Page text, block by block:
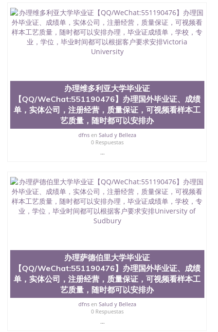
551190476国外留学文凭认证QQ微信551190476国外
文凭回国认证QQ微信551190476泰国文凭办理QQ微
信551190476法国留学回国证明QQ微信551190476 国
外烫金照片QQ微信551190476外国文凭在中国有用吗
QQ微信551190476德国留学回国证明QQ微信
吗QQ微信551190476买国外文凭质量QQ微信
551190476国外本科毕业证怎么办理QQ微信
551190476国外大学文凭真制作QQ微信551190476办
国外文凭可找工作QQ微信551190476国外大学有毕业
证QQ微信551190476办理国外毕业证价格QQ微信
551190476国外编号查询QQ微信551190476办理国外
文凭要交定金吗QQ微信551190476办国外可查文凭
QQ微信551190476网上购买真文凭可信吗QQ微信
551190476学士学位证书查询机构QQ微信551190476
551190476 圣何塞州立大学（San Jose State
University, 又译为“圣荷西州立大学”）成立于1857
年，简称SJSU，是加州历史悠久的大学之一，也是美
西地区的公立大学之一。位于圣何塞市San Jose中
心，占地154公顷。它是一所位于加利福尼亚州的著
合性大学，每年有来自世界各地的成百上千的海外学
生前往求学。 至今，这是一所在世界上享有学术地
位、声誉、实习机会和影响力的高等教育机构，并获
誉为美国本科教育质量的核心代表。其计算机系与会
计系更是在当今美国大学教学排名中表现优异。其毕
业生大多可以在其所处地域的世界硅谷中心得到工作
机会。许多硅谷公司甚至在学生大三和大四的学期提
供许多相应科系的实习机会。无论是加州大学系统
办理维多利亚大学毕业证
【QQ/WeChat:551190476】办理国外毕业证、成绩
单，实体公司，注册经营，质量保证，可视频看样本工
艺质量，随时都可以安排办
dfnsen Salud y Belleza
0 Respuestas
...
办理萨德伯里大学毕业证
【QQ/WeChat:551190476】办理国外毕业证、成绩
单，实体公司，注册经营，质量保证，可视频看样本工
艺质量，随时都可以安排办
dfnsen Salud y Belleza
0 Respuestas
...